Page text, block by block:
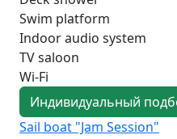
Swim platform
Indoor audio system
TV saloon
Wi-Fi
Индивидуальный
Sail boat "Jam Session"